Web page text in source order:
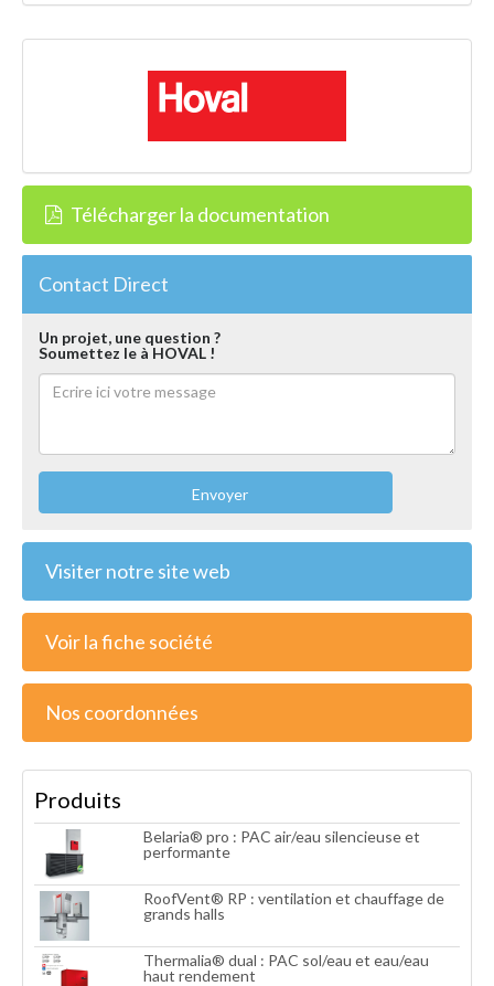
Télécharger la documentation
Contact Direct
Un projet, une question ?
Soumettez le à HOVAL !
Envoyer
Visiter notre site web
Voir la fiche société
Nos coordonnées
Produits
Belaria® pro : PAC air/eau silencieuse et
performante
RoofVent® RP : ventilation et chauffage de
grands halls
Thermalia® dual : PAC sol/eau et eau/eau
haut rendement